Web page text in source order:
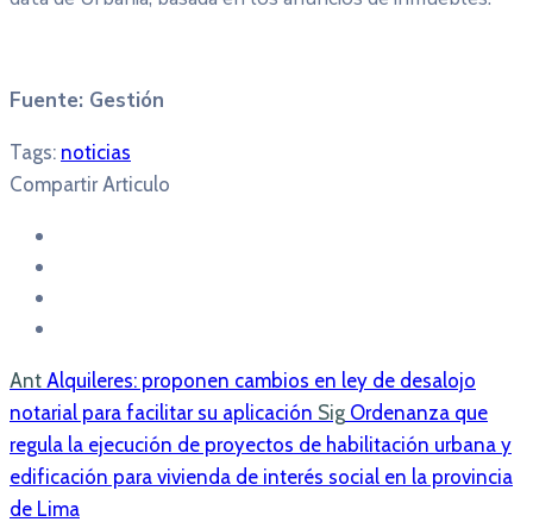
Fuente: Gestión
Tags: noticias
Compartir Articulo
Ant Alquileres: proponen cambios en ley de desalojo
notarial para facilitar su aplicación Sig Ordenanza que
regula la ejecución de proyectos de habilitación urbana y
edificación para vivienda de interés social en la provincia
de Lima